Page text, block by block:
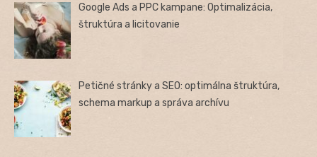
Google Ads a PPC kampane: Optimalizácia,
štruktúra a licitovanie
Petičné stránky a SEO: optimálna štruktúra,
schema markup a správa archívu